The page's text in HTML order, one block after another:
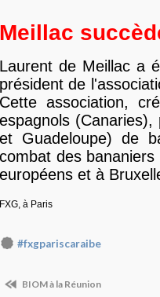
Meillac
Laurent de Meillac a
président de
Cette association,
espagnols
et Guadeloupe) de
combat des
européens et à
FXG, à Paris
#fxgpariscaraibe
BIOM à la Réunion